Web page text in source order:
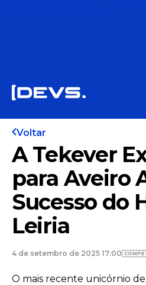
Voltar
A Tekever
para Aveiro
Sucesso do
Leiria
4 de setembro de 2025 17:00
O mais recente unicórnio